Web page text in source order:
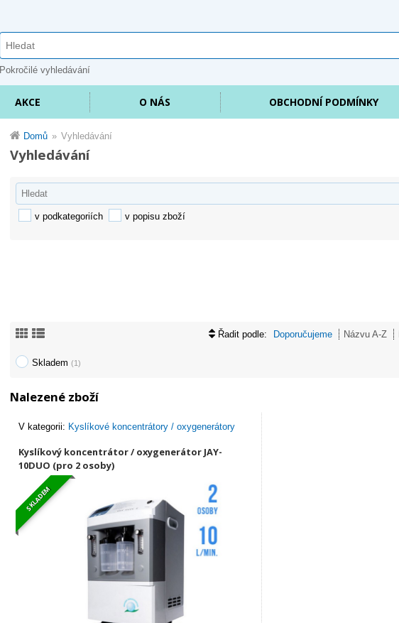
Pokročilé vyhledávání
AKCE O NÁS OBCHODNÍ PODMÍNKY
Domů Vyhledávání
Vyhledávání
v podkategoriích v popisu zboží
Řadit podle: Doporučujeme Názvu A-Z
Skladem(1)
Nalezené zboží
V kategorii: Kyslíkové koncentrátory / oxygenerátory
Kyslíkový koncentrátor / oxygenerátor JAY-
10DUO (pro 2 osoby)
SKLADEM